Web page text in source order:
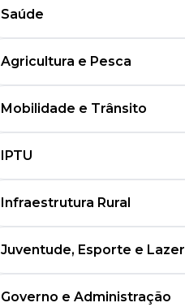
Saúde
Agricultura e Pesca
Mobilidade e Trânsito
IPTU
Infraestrutura Rural
Juventude, Esporte e Lazer
Governo e Administração